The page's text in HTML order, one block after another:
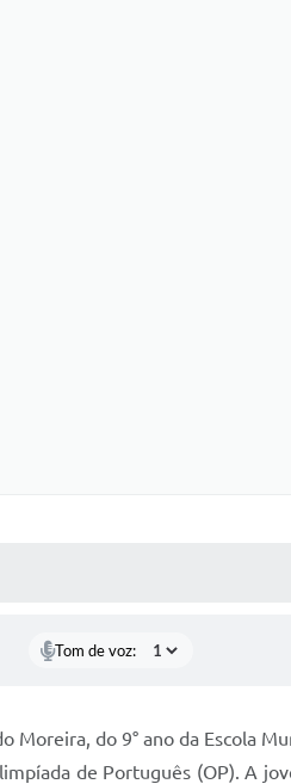
Tom de voz:
do 9° ano da Escola
de Português (OP). A